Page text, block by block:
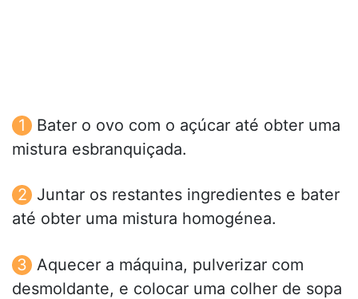
Bater o ovo com o açúcar até obter uma
mistura esbranquiçada.
Juntar os restantes ingredientes e bater
até obter uma mistura homogénea.
Aquecer a máquina, pulverizar com
desmoldante, e colocar uma colher de sopa